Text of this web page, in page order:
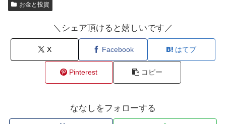
お金と投資
＼シェア頂けると嬉しいです／
X Facebook はてブ
Pinterest コピー
ななしをフォローする